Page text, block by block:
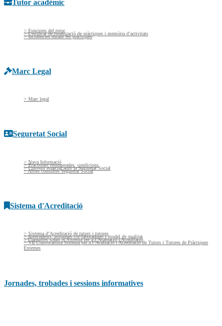
Tutor acadèmic
> Funcions del tutor
> Certificat de finalització de pràctiques i memòria d’activitats
> Incidències durant les pràctiques
Marc Legal
> Marc legal
Seguretat Social
> Nova Informació
> Pràctiques remunerades: condicions
> Conveni especial amb la Seguretat Social
> Altres consultes Seguretat Social
Sistema d'Acreditació
> Sistema d’Acreditació de tutors i tutores
> Antecedents, empreses col·laboradores i model de qualitat
> Consultes sobre el Sistema per a l’Avaluació i Acreditació
> VII Convocatòria Sistema per a l’Avaluació i Acreditació de Tutors i Tutores de Pràctiques
Externes
Jornades, trobades i sessions informatives